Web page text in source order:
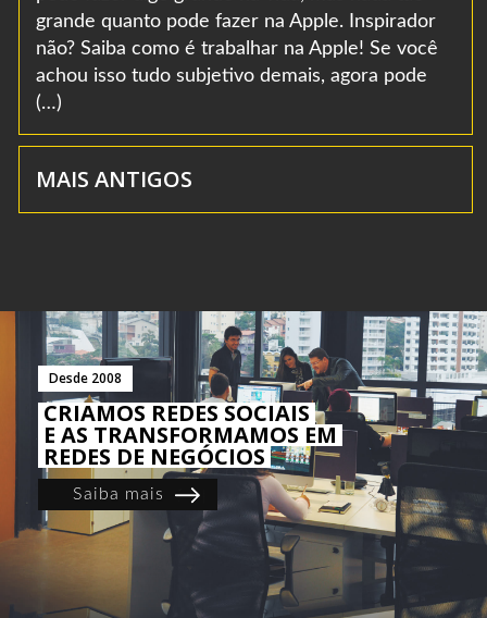
grande quanto pode fazer na Apple. Inspirador
não? Saiba como é trabalhar na Apple! Se você
achou isso tudo subjetivo demais, agora pode
(…)
MAIS ANTIGOS
Desde 2008
CRIAMOS REDES SOCIAIS
E AS TRANSFORMAMOS EM
REDES DE NEGÓCIOS
Saiba mais